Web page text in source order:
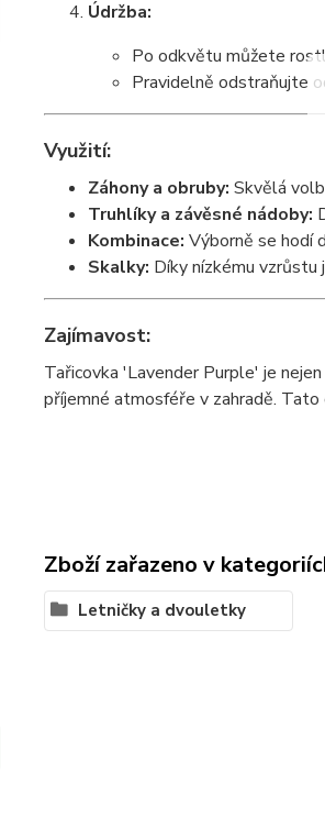
Údržba:
Po odkvětu můžete
Pravidelně odstraňujte
Využití:
Záhony a obruby: Skvělá
Truhlíky a závěsné nádoby:
Kombinace: Výborně se hodí
Skalky: Díky nízkému vzrůstu
Zajímavost:
Tařicovka 'Lavender Purple' je
příjemné atmosféře v zahradě.
Zboží zařazeno v
Letničky a dvouletky